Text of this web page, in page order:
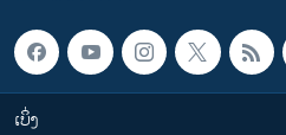
ເບິ່ງ